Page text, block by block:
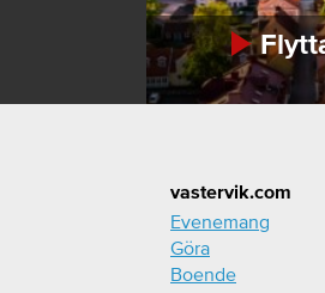
vastervik.com
Evenemang
Göra
Boende